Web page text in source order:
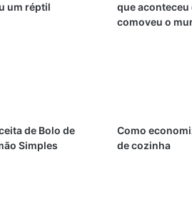
um réptil
que aconteceu
comoveu o
de Bolo de
Simples
Como
de cozinha